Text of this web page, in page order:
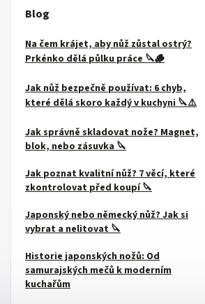
Blog
Na čem krájet, aby nůž zůstal ostrý?
Prkénko dělá půlku práce 🔪🪵
Jak nůž bezpečně používat: 6 chyb,
které dělá skoro každý v kuchyni 🔪⚠️
Jak správně skladovat nože? Magnet,
blok, nebo zásuvka 🔪
Jak poznat kvalitní nůž? 7 věcí, které
zkontrolovat před koupí 🔪
Japonský nebo německý nůž? Jak si
vybrat a nelitovat 🔪
Historie japonských nožů: Od
samurajských mečů k moderním
kuchařům